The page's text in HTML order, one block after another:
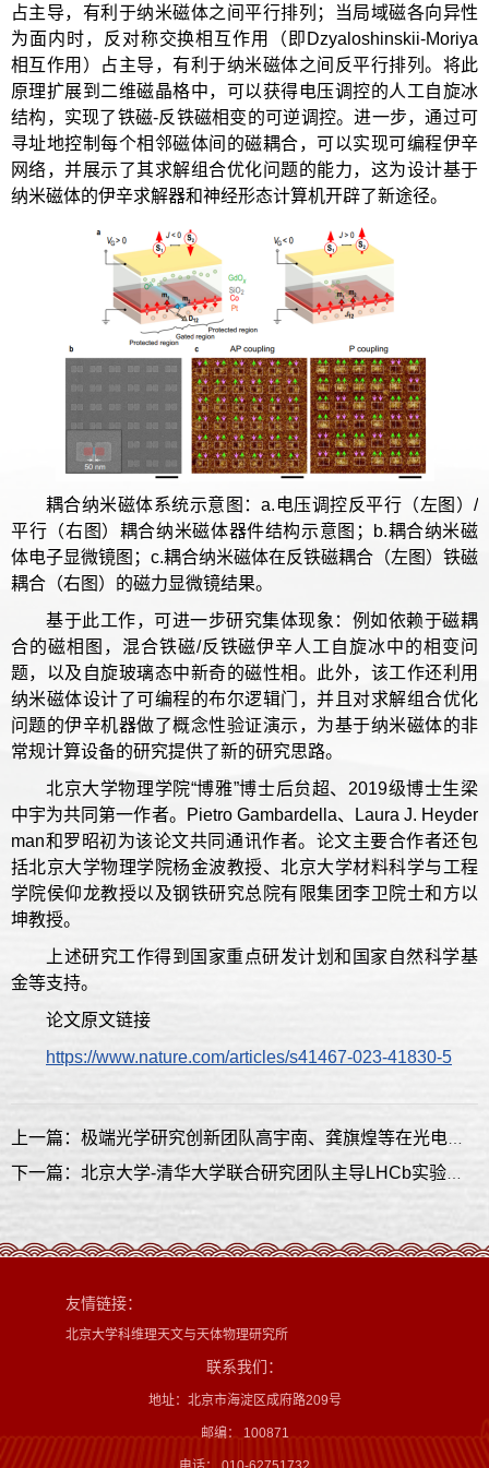
占主导，有利于纳米磁体之间平行排列；当局域磁各向异性
为面内时，反对称交换相互作用（即Dzyaloshinskii-Moriya
相互作用）占主导，有利于纳米磁体之间反平行排列。将此
原理扩展到二维磁晶格中，可以获得电压调控的人工自旋冰
结构，实现了铁磁-反铁磁相变的可逆调控。进一步，通过可
寻址地控制每个相邻磁体间的磁耦合，可以实现可编程伊辛
网络，并展示了其求解组合优化问题的能力，这为设计基于
纳米磁体的伊辛求解器和神经形态计算机开辟了新途径。
耦合纳米磁体系统示意图：a.电压调控反平行（左图）/
平行（右图）耦合纳米磁体器件结构示意图；b.耦合纳米磁
体电子显微镜图；c.耦合纳米磁体在反铁磁耦合（左图）铁磁
耦合（右图）的磁力显微镜结果。
基于此工作，可进一步研究集体现象：例如依赖于磁耦
合的磁相图，混合铁磁/反铁磁伊辛人工自旋冰中的相变问
题，以及自旋玻璃态中新奇的磁性相。此外，该工作还利用
纳米磁体设计了可编程的布尔逻辑门，并且对求解组合优化
问题的伊辛机器做了概念性验证演示，为基于纳米磁体的非
常规计算设备的研究提供了新的研究思路。
北京大学物理学院“博雅”博士后贠超、2019级博士生梁
中宇为共同第一作者。Pietro Gambardella、Laura J. Heyder
man和罗昭初为该论文共同通讯作者。论文主要合作者还包
括北京大学物理学院杨金波教授、北京大学材料科学与工程
学院侯仰龙教授以及钢铁研究总院有限集团李卫院士和方以
坤教授。
上述研究工作得到国家重点研发计划和国家自然科学基
金等支持。
论文原文链接
https://www.nature.com/articles/s41467-023-41830-5
友情链接：
北京大学科维理天文与天体物理研究所
联系我们：
地址：北京市海淀区成府路209号
邮编： 100871